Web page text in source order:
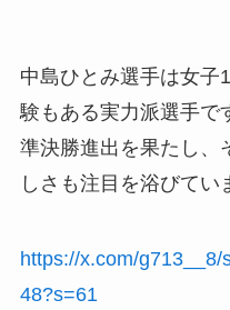
中島ひとみ選手は女子
験もある実力派選手で
準決勝進出を果たし、
しさも注目を浴びてい
https://x.com/
48?s=61